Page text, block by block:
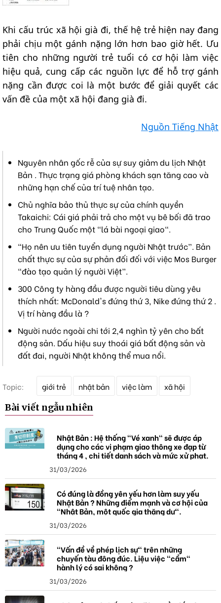
Khi cấu trúc xã hội già đi, thế hệ trẻ hiện nay đang
phải chịu một gánh nặng lớn hơn bao giờ hết. Ưu
tiên cho những người trẻ tuổi có cơ hội làm việc
hiệu quả, cung cấp các nguồn lực để hỗ trợ gánh
nặng cần được coi là một bước để giải quyết các
vấn đề của một xã hội đang già đi.
Nguồn Tiếng Nhật
Nguyên nhân gốc rễ của sự suy giảm du lịch Nhật
Bản . Thực trạng giá phòng khách sạn tăng cao và
những hạn chế của trí tuệ nhân tạo.
Chủ nghĩa bảo thủ thực sự của chính quyền
Takaichi: Cái giá phải trả cho một vụ bê bối đã trao
cho Trung Quốc một "lá bài ngoại giao".
“Họ nên ưu tiên tuyển dụng người Nhật trước”. Bản
chất thực sự của sự phản đối đối với việc Mos Burger
“đào tạo quản lý người Việt”.
300 Công ty hàng đầu được người tiêu dùng yêu
thích nhất: McDonald's đứng thứ 3, Nike đứng thứ 2 .
Vị trí hàng đầu là ?
Người nước ngoài chi tới 2,4 nghìn tỷ yên cho bất
động sản. Dấu hiệu suy thoái giá bất động sản và
đất đai, người Nhật không thể mua nổi.
Topic:
h
a
giới trẻ nhật bản việc làm xã hội
Bài viết ngẫu nhiên
Nhật Bản : Hệ thống "Vé xanh" sẽ được áp
dụng cho các vi phạm giao thông xe đạp từ
tháng 4 , chi tiết danh sách và mức xử phạt.
31/03/2026
Có đúng là đồng yên yếu hơn làm suy yếu
Nhật Bản ? Những điểm mạnh và cơ hội của
"Nhật Bản, một quốc gia thặng dư".
31/03/2026
"Vấn đề về phép lịch sự" trên những
chuyến tàu đông đúc. Liệu việc "cầm"
hành lý có sai không ?
31/03/2026